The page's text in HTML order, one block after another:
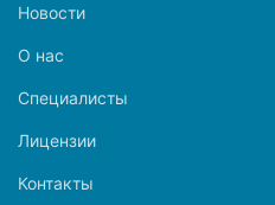
Новости
О нас
Специалисты
Лицензии
Контакты